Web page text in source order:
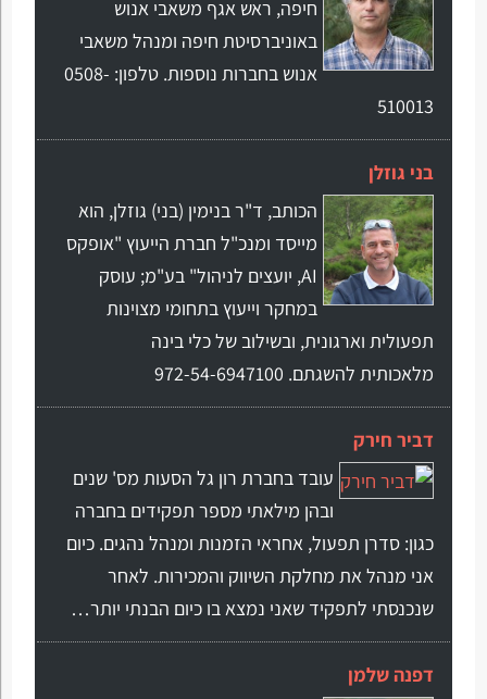
חיפה, ראש אגף משאבי אנוש
באוניברסיטת חיפה ומנהל משאבי
אנוש בחברות נוספות. טלפון: 0508-
510013
בני גוזלן
הכותב, ד"ר בנימין (בני) גוזלן, הוא
מייסד ומנכ"ל חברת הייעוץ "אופקס
AI, יועצים לניהול" בע"מ; עוסק
במחקר וייעוץ בתחומי מצוינות
תפעולית וארגונית, ובשילוב של כלי בינה
מלאכותית להשגתם. 972-54-6947100
דביר חירק
עובד בחברת רון גל הסעות מס' שנים
ובהן מילאתי מספר תפקידים בחברה
כגון: סדרן תפעול, אחראי הזמנות ומנהל נהגים. כיום
אני מנהל את מחלקת השיווק והמכירות. לאחר
שנכנסתי לתפקיד שאני נמצא בו כיום הבנתי יותר…
דפנה שלמן